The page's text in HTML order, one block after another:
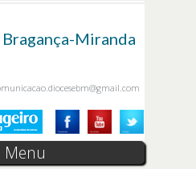
Bragança-Miranda